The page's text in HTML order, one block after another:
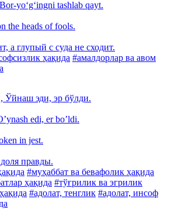
yo‘g‘ingni tashlab qayt.
the heads of fools.
а глупый с суда не сходит.
ҳақида #амалдорлар ва авом
Ўйнаш эди, эр бўлди.
edi, er boʼldi.
in jest.
правды.
#муҳаббат ва бевафолик ҳақида
ҳақида #тўғрилик ва эгрилик
#адолат, тенглик #адолат, инсоф